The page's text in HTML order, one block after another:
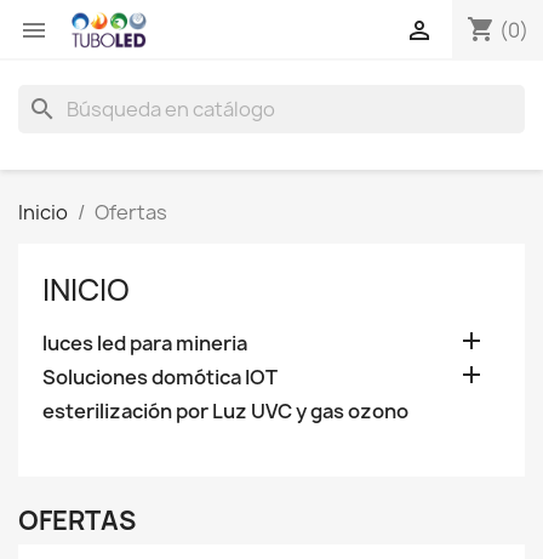
 shopping_cart (0)

search
Inicio Ofertas
INICIO
luces led para mineria 
Soluciones domótica IOT 
esterilización por Luz UVC y gas ozono
OFERTAS